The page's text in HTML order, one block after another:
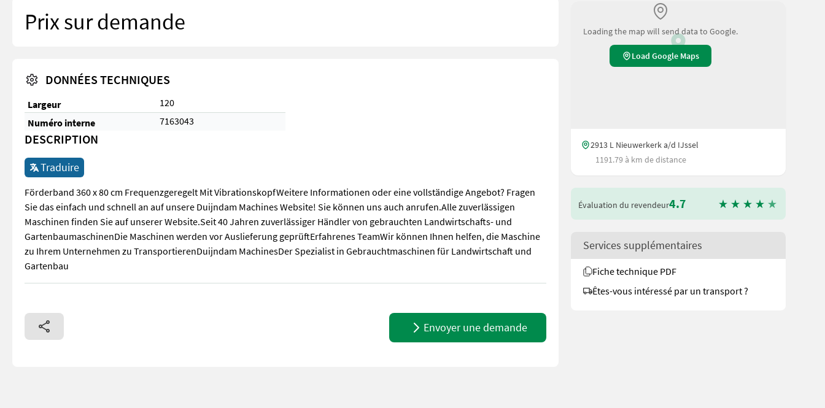
Prix sur demande
DONNÉES TECHNIQUES
Largeur
120
Numéro interne
7163043
DESCRIPTION
Traduire
Förderband 360 x 80 cm Frequenzgeregelt Mit VibrationskopfWeitere Informationen oder eine vollständige Angebot? Fragen
Sie das einfach und schnell an auf unsere Duijndam Machines Website! Sie können uns auch anrufen.Alle zuverlässigen
Maschinen finden Sie auf unserer Website.Seit 40 Jahren zuverlässiger Händler von gebrauchten Landwirtschafts- und
GartenbaumaschinenDie Maschinen werden vor Auslieferung geprüftErfahrenes TeamWir können Ihnen helfen, die Maschine
zu Ihrem Unternehmen zu TransportierenDuijndam MachinesDer Spezialist in Gebrauchtmaschinen für Landwirtschaft und
Gartenbau
Förderband 360 x 80 cm Frequenzgeregelt Mit VibrationskopfWeitere Informationen oder eine vollständige Angebot? Fragen Sie das einfach und schnell an auf unsere Duijndam Machines
Envoyer une demande
Loading the map will send data to Google.
Load Google Maps
2913 L Nieuwerkerk a/d IJssel
1191.79 à km de distance
Évaluation du revendeur4.7
Services supplémentaires
Fiche technique PDF
Êtes-vous intéressé par un transport ?